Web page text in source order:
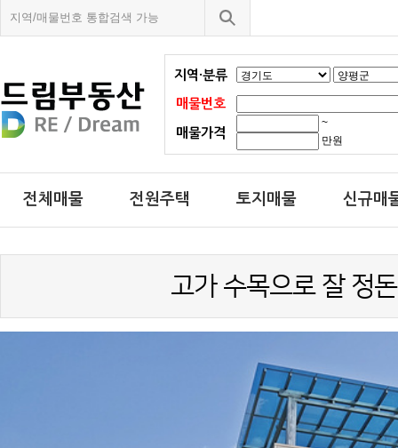
지역·분류
매물번호
매물가격
~
만원
전체매물 전원주택 토지매물 신규매
고가 수목으로 잘 정